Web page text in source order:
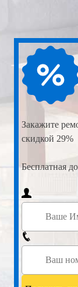
Закажите
скидкой 29%
Бесплатная